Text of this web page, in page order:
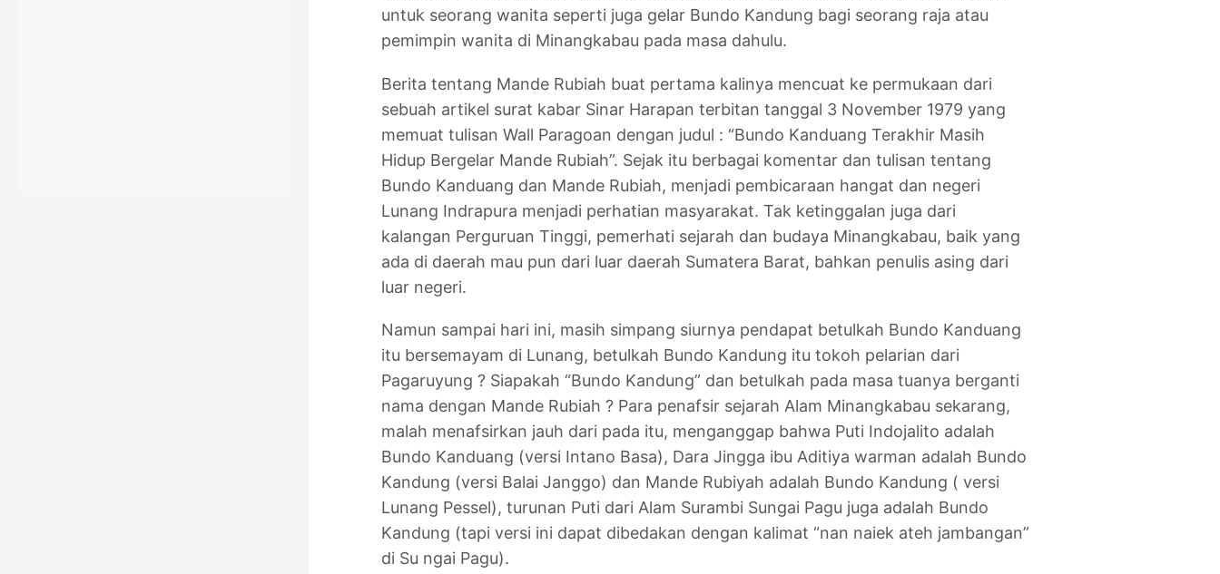
untuk seorang wanita seperti juga gelar Bundo Kandung bagi seorang raja atau
pemimpin wanita di Minangkabau pada masa dahulu.
Berita tentang Mande Rubiah buat pertama kalinya mencuat ke permukaan dari
sebuah artikel surat kabar Sinar Harapan terbitan tanggal 3 November 1979 yang
memuat tulisan Wall Paragoan dengan judul : “Bundo Kanduang Terakhir Masih
Hidup Bergelar Mande Rubiah”. Sejak itu berbagai komentar dan tulisan tentang
Bundo Kanduang dan Mande Rubiah, menjadi pembicaraan hangat dan negeri
Lunang Indrapura menjadi perhatian masyarakat. Tak ketinggalan juga dari
kalangan Perguruan Tinggi, pemerhati sejarah dan budaya Minangkabau, baik yang
ada di daerah mau pun dari luar daerah Sumatera Barat, bahkan penulis asing dari
luar negeri.
Namun sampai hari ini, masih simpang siurnya pendapat betulkah Bundo Kanduang
itu bersemayam di Lunang, betulkah Bundo Kandung itu tokoh pelarian dari
Pagaruyung ? Siapakah “Bundo Kandung” dan betulkah pada masa tuanya berganti
nama dengan Mande Rubiah ? Para penafsir sejarah Alam Minangkabau sekarang,
malah menafsirkan jauh dari pada itu, menganggap bahwa Puti Indojalito adalah
Bundo Kanduang (versi Intano Basa), Dara Jingga ibu Aditiya warman adalah Bundo
Kandung (versi Balai Janggo) dan Mande Rubiyah adalah Bundo Kandung ( versi
Lunang Pessel), turunan Puti dari Alam Surambi Sungai Pagu juga adalah Bundo
Kandung (tapi versi ini dapat dibedakan dengan kalimat “nan naiek ateh jambangan”
di Su ngai Pagu).